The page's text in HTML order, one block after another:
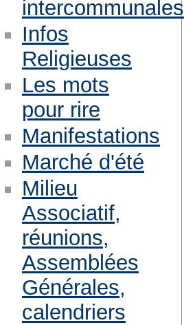
intercommunales
Infos
Religieuses
Les mots
pour rire
Manifestations
Marché d'été
Milieu
Associatif,
réunions,
Assemblées
Générales,
calendriers